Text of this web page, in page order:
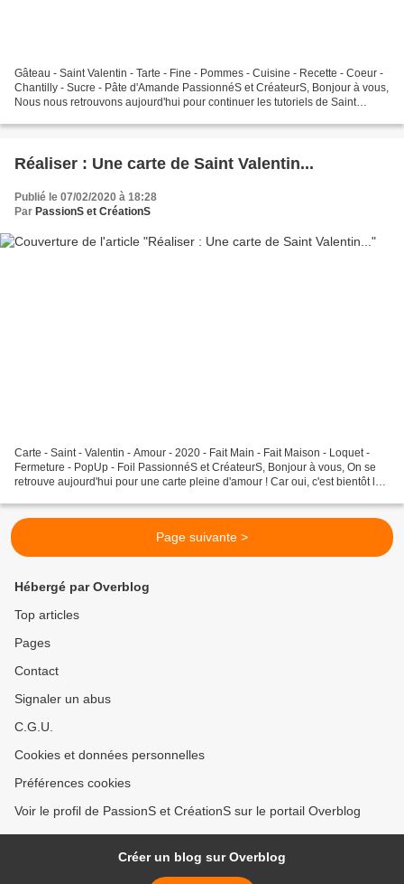
Gâteau - Saint Valentin - Tarte - Fine - Pommes - Cuisine - Recette - Coeur -
Chantilly - Sucre - Pâte d'Amande PassionnéS et CréateurS, Bonjour à vous,
Nous nous retrouvons aujourd'hui pour continuer les tutoriels de Saint
Réaliser : Une carte de Saint Valentin...
Publié le 07/02/2020 à 18:28
Par PassionS et CréationS
Carte - Saint - Valentin - Amour - 2020 - Fait Main - Fait Maison - Loquet -
Fermeture - PopUp - Foil PassionnéS et CréateurS, Bonjour à vous, On se
retrouve aujourd'hui pour une carte pleine d'amour ! Car oui, c'est bientôt la
Page suivante >
Hébergé par Overblog
Top articles
Pages
Contact
Signaler un abus
C.G.U.
Cookies et données personnelles
Préférences cookies
Voir le profil de PassionS et CréationS sur le portail Overblog
Créer un blog sur Overblog